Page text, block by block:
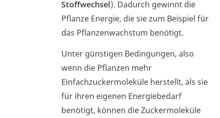
Stoffwechsel). Dadurch gewinnt die
Pflanze Energie, die sie zum Beispiel für
das Pflanzenwachstum benötigt.
Unter günstigen Bedingungen, also
wenn die Pflanzen mehr
Einfachzuckermoleküle herstellt, als sie
für ihren eigenen Energiebedarf
benötigt, können die Zuckermoleküle